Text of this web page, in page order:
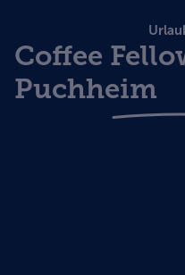
Coffee
Puchheim